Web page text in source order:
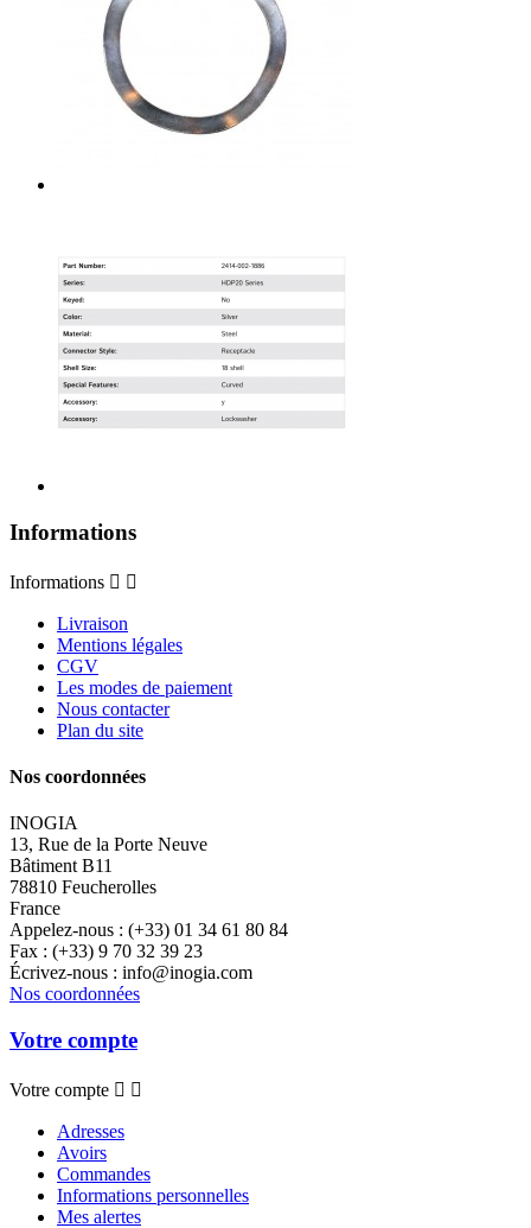
Informations
Informations  
Livraison
Mentions légales
CGV
Les modes de paiement
Nous contacter
Plan du site
Nos coordonnées
INOGIA
13, Rue de la Porte Neuve
Bâtiment B11
78810 Feucherolles
France
Appelez-nous : (+33) 01 34 61 80 84
Fax : (+33) 9 70 32 39 23
Écrivez-nous : info@inogia.com
Nos coordonnées
Votre compte
Votre compte  
Adresses
Avoirs
Commandes
Informations personnelles
Mes alertes